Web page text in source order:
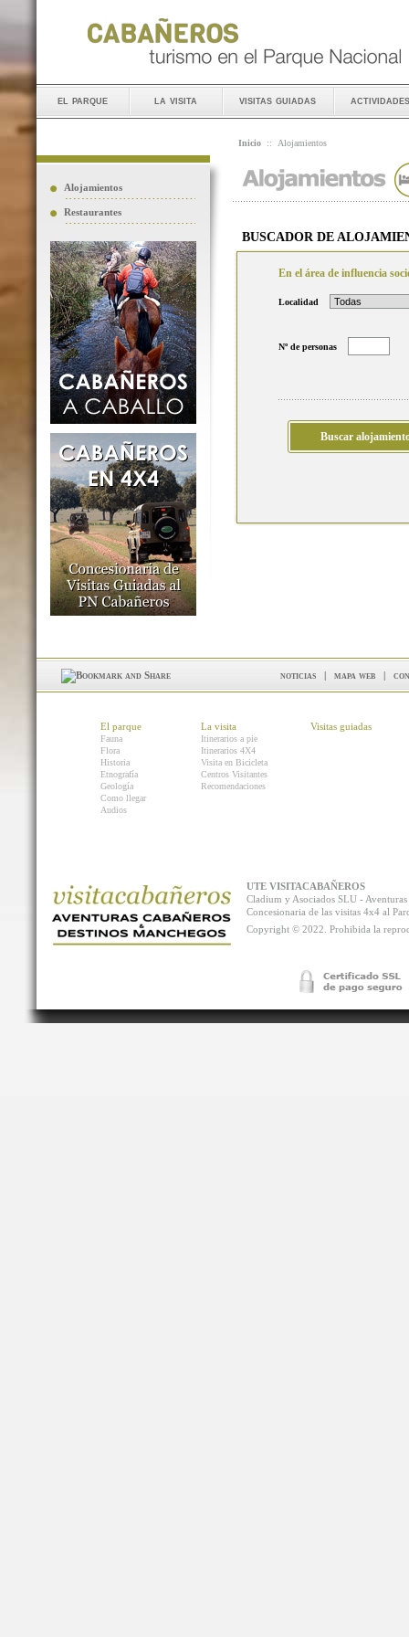
el parque la visita visitas guiadas actividades
Alojamientos
Restaurantes
Inicio :: Alojamientos
BUSCADOR DE
En el área de influencia
Localidad
Nº de personas
noticias | mapa web |
El parque
Fauna
Flora
Historia
Etnografía
Geología
Como llegar
Audios
La visita
Itinerarios a pie
Itinerarios 4X4
Visita en Bicicleta
Centros Visitantes
Recomendaciones
Visitas guiadas
UTE VISITACABAÑEROS
Cladium y Asociados SLU -
Concesionaria de las visitas 4x4 al
Copyright © 2022. Prohibida la